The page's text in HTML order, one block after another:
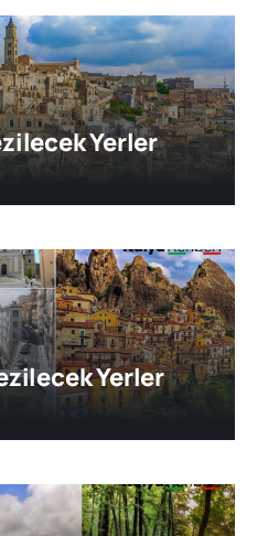
Yerler
Yerler